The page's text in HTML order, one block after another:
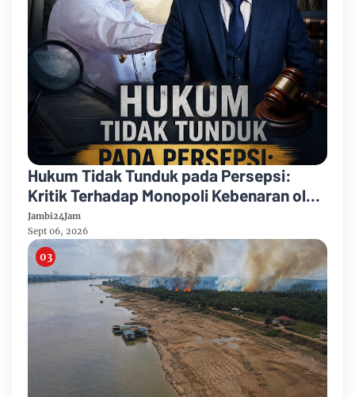
Hukum Tidak Tunduk pada Persepsi:
Kritik Terhadap Monopoli Kebenaran oleh
Media dan Aktivis
Jambi24Jam
Sept 06, 2026